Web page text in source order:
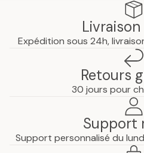
Expédition sous 24h,
Retours
30 jours pour
Support
Support personnalisé du